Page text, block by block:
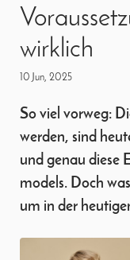
wirklich
10 Jun, 2025
So viel vorweg:
werden, sind
und genau diese
models. Doch
um in der